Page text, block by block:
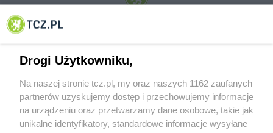
© 2001-2026 Tczew - TCZ.PL Sp. z o.o. Internetowy Serwis Informacyjny Miasta
Drogi Użytkowniku,
Na naszej stronie tcz.pl, my oraz naszych 1162 zaufanych
partnerów uzyskujemy dostęp i przechowujemy informacje
na urządzeniu oraz przetwarzamy dane osobowe, takie jak
unikalne identyfikatory, standardowe informacje wysyłane